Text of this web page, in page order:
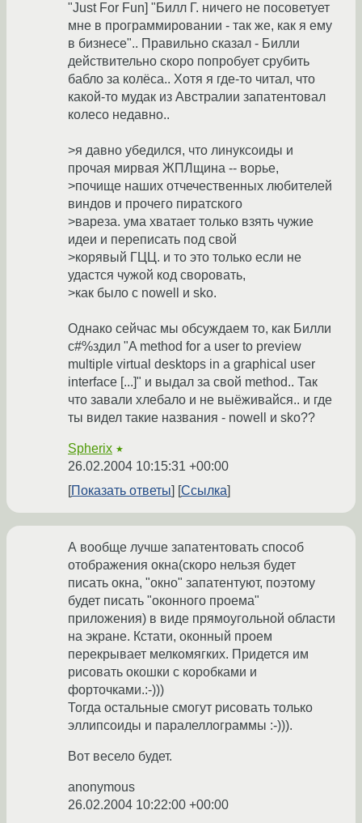
"Just For Fun] "Билл Г. ничего не посоветует
мне в программировании - так же, как я ему
в бизнесе".. Правильно сказал - Билли
действительно скоро попробует срубить
бабло за колёса.. Хотя я где-то читал, что
какой-то мудак из Австралии запатентовал
колесо недавно..
>я давно убедился, что линуксоиды и
прочая мирвая ЖПЛщина -- ворье,
>почище наших отчечественных любителей
виндов и прочего пиратского
>вареза. ума хватает только взять чужие
идеи и переписать под свой
>корявый ГЦЦ. и то это только если не
удастся чужой код своровать,
>как было с nowell и sko.
Однако сейчас мы обсуждаем то, как Билли
с#%здил "A method for a user to preview
multiple virtual desktops in a graphical user
interface [...]" и выдал за свой method.. Так
что завали хлебало и не выёживайся.. и где
ты видел такие названия - nowell и sko??
Spherix ★
26.02.2004 10:15:31 +00:00
Показать ответы
Ссылка
А вообще лучше запатентовать способ
отображения окна(скоро нельзя будет
писать окна, "окно" запатентуют, поэтому
будет писать "оконного проема"
приложения) в виде прямоугольной области
на экране. Кстати, оконный проем
перекрывает мелкомягких. Придется им
рисовать окошки с коробками и
форточками.:-)))
Тогда остальные смогут рисовать только
эллипсоиды и паралеллограммы :-))).
Вот весело будет.
anonymous
26.02.2004 10:22:00 +00:00